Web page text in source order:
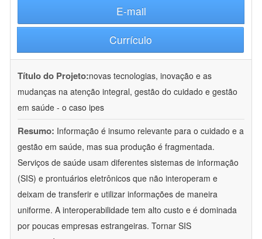
E-mail
Currículo
Título do Projeto:novas tecnologias, inovação e as
mudanças na atenção integral, gestão do cuidado e gestão
em saúde - o caso ipes
Resumo: Informação é insumo relevante para o cuidado e a
gestão em saúde, mas sua produção é fragmentada.
Serviços de saúde usam diferentes sistemas de informação
(SIS) e prontuários eletrônicos que não interoperam e
deixam de transferir e utilizar informações de maneira
uniforme. A interoperabilidade tem alto custo e é dominada
por poucas empresas estrangeiras. Tornar SIS